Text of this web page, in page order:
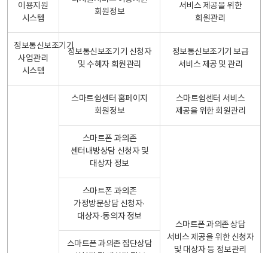
이용지원
시스템
회원정보
서비스 제공을 위한
회원관리
정보통신보조기기
사업관리
시스템
정보통신보조기기 신청자
및 수혜자 회원관리
정보통신보조기기 보급
서비스 제공 및 관리
스마트쉼센터 홈페이지
회원정보
스마트쉼센터 서비스
제공을 위한 회원관리
스마트폰 과의존
센터내방상담 신청자 및
대상자 정보
스마트폰 과의존 상담
서비스 제공을 위한 신청자
및 대상자 등 정보관리
스마트폰 과의존
가정방문상담 신청자·
대상자·동의자 정보
스마트폰 과의존 집단상담